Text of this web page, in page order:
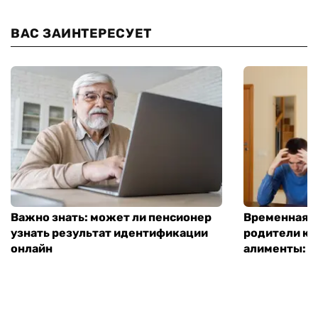
ВАС ЗАИНТЕРЕСУЕТ
Важно знать: может ли пенсионер
узнать результат идентификации
онлайн
Временная
родители
алименты: